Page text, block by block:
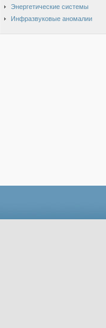
Энергетические системы
Инфразвуковые аномалии